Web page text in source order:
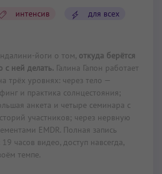
интенсив для всех
йоги о том, откуда берётся
с ней делать. Галина Гапон работает
трёх уровнях: через тело —
и практика солнцестояния;
анкета и четыре семинара с
участников; через нервную
EMDR. Полная запись
часов видео, доступ навсегда,
темпе.